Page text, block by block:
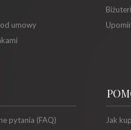
umowy
pytania (FAQ)
Jak